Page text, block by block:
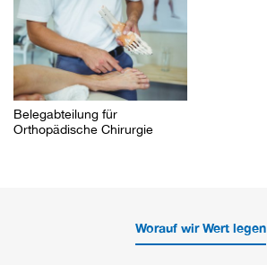
Belegabteilung für
Orthopädische Chirurgie
Worauf wir Wert legen